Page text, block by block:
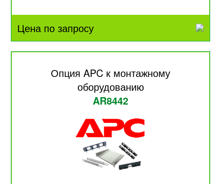
Цена по запросу
Опция APC к монтажному
оборудованию
AR8442